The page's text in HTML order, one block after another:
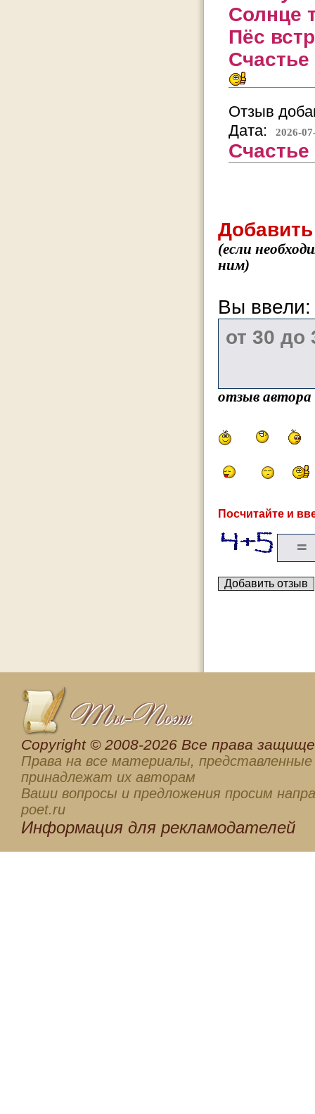
Солнце
Пёс
Счастье
Отзыв
Дата:
2026-
(если
ним)
Вы
отзыв
Посчитайте и
Сopyright © 2008-2026 Все права
Права на все материалы, представленные
принадлежат их авторам
Ваши вопросы и предложения просим
poet.ru
Информация для рекламодателей